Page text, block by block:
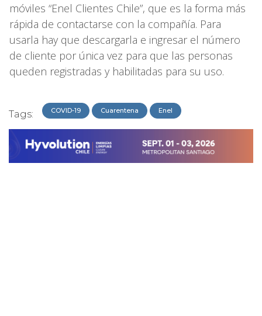
móviles “Enel Clientes Chile”, que es la forma más
rápida de contactarse con la compañía. Para
usarla hay que descargarla e ingresar el número
de cliente por única vez para que las personas
queden registradas y habilitadas para su uso.
Tags: COVID-19 Cuarentena Enel